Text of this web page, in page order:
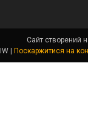
Сайт створений
AIW | Поскаржитися на